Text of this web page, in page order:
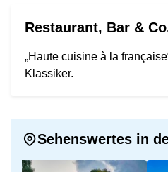
Restaurant, Bar &
„Haute cuisine à la
Klassiker.
Sehenswertes in